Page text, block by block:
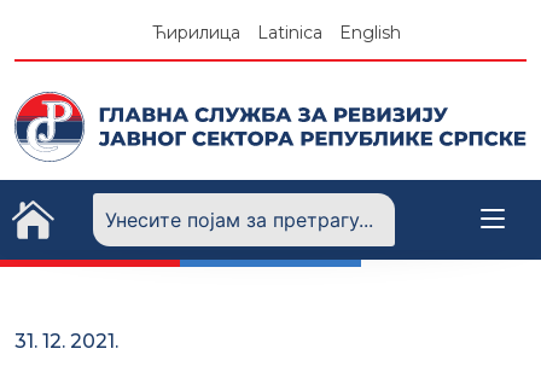
Ћирилица Latinica English
31. 12. 2021.